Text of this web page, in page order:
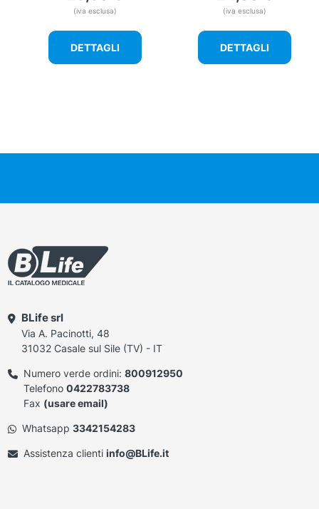
(iva esclusa)
DETTAGLI
(iva esclusa)
DETTAGLI
BLife srl
Via A. Pacinotti, 48
31032 Casale sul Sile (TV) - IT
Numero verde ordini: 800912950
Telefono 0422783738
Fax (usare email)
Whatsapp 3342154283
Assistenza clienti info@BLife.it